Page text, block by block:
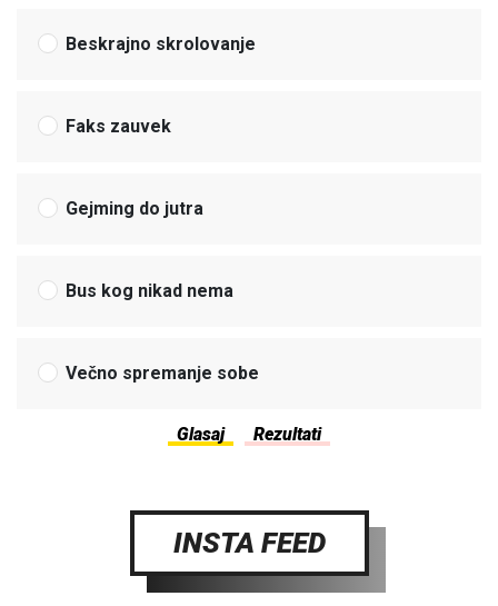
Beskrajno skrolovanje
Faks zauvek
Gejming do jutra
Bus kog nikad nema
Večno spremanje sobe
INSTA FEED